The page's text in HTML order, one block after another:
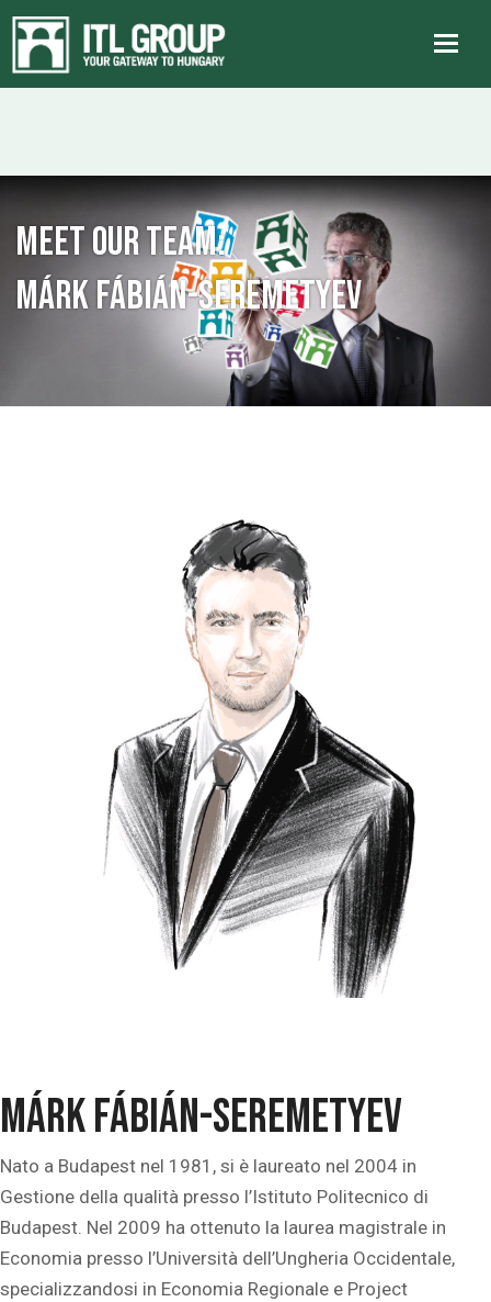
Meet our team:
Márk Fábián-Seremetyev
Márk Fábián-Seremetyev
Nato a Budapest nel 1981, si è laureato nel 2004 in
Gestione della qualità presso l’Istituto Politecnico di
Budapest. Nel 2009 ha ottenuto la laurea magistrale in
Economia presso l’Università dell’Ungheria Occidentale,
specializzandosi in Economia Regionale e Project